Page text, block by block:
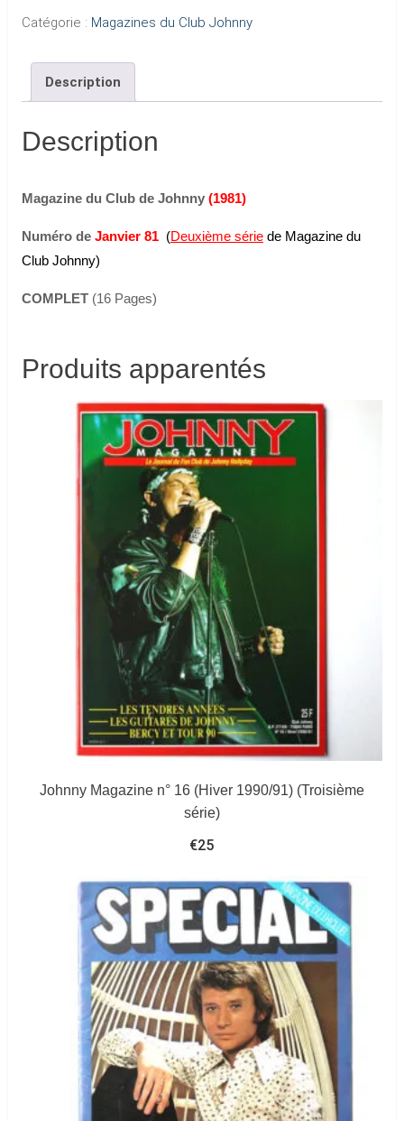
Johnny
(Janvier
1981)
(Deuxième
Catégorie : Magazines du Club Johnny
Description
Description
Magazine du Club de Johnny (1981)
Numéro de Janvier 81 (Deuxième sériede Magazine du
Club Johnny)
COMPLET(16 Pages)
Produits apparentés
Johnny Magazine n° 16 (Hiver 1990/91) (Troisième
série)
€25